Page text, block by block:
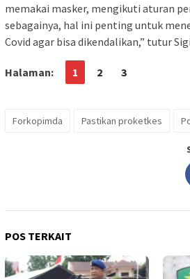
memakai masker, mengikuti aturan
sebagainya, hal ini penting untuk
Covid agar bisa dikendalikan,” tutur
Halaman: 1 2 3
Forkopimda Pastikan proketkes
POS TERKAIT